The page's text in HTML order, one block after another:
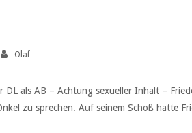
Olaf
als AB – Achtung sexueller Inhalt –
zu sprechen. Auf seinem Schoß hatte